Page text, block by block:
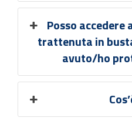
Posso
trattenuta in
avuto/ho